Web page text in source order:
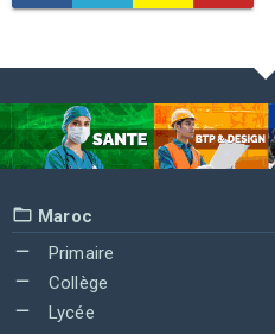
Maroc
Primaire
Collège
Lycée